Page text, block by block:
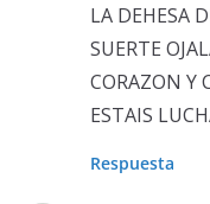
LA DEHESA
SUERTE
CORAZON Y
ESTAIS
Respuesta